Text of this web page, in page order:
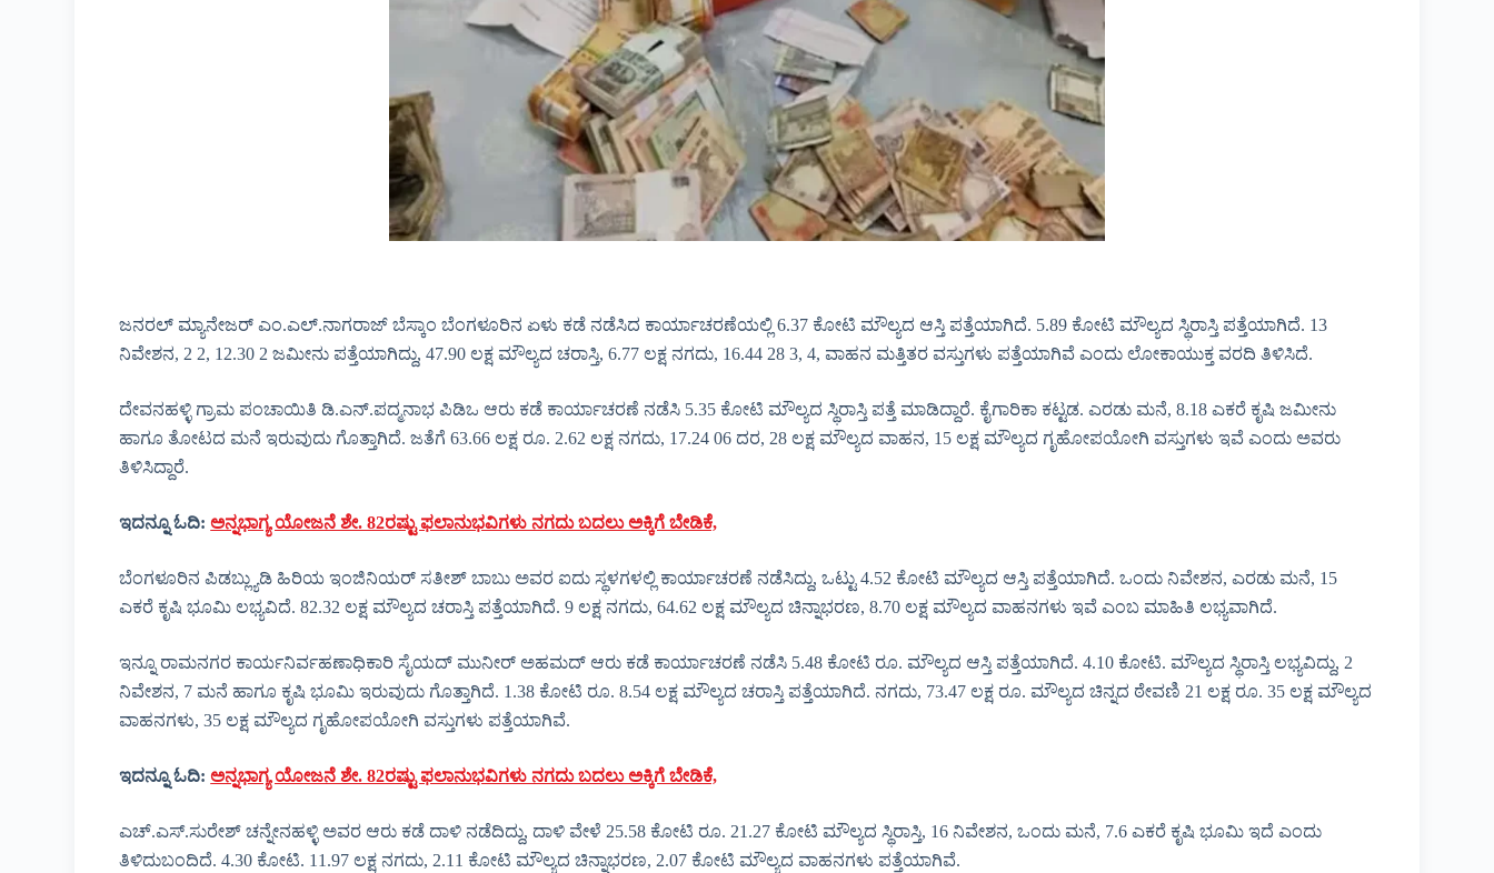
ಜನರಲ್ ಮ್ಯಾನೇಜರ್ ಎಂ.ಎಲ್.ನಾಗರಾಜ್ ಬೆಸ್ಕಾಂ ಬೆಂಗಳೂರಿನ ಏಳು ಕಡೆ ನಡೆಸಿದ ಕಾರ್ಯಾಚರಣೆಯಲ್ಲಿ 6.37 ಕೋಟಿ ಮೌಲ್ಯದ ಆಸ್ತಿ ಪತ್ತೆಯಾಗಿದೆ. 5.89 ಕೋಟಿ ಮೌಲ್ಯದ ಸ್ಥಿರಾಸ್ತಿ ಪತ್ತೆಯಾಗಿದೆ. 13
ನಿವೇಶನ, 2 2, 12.30 2 ಜಮೀನು ಪತ್ತೆಯಾಗಿದ್ದು, 47.90 ಲಕ್ಷ ಮೌಲ್ಯದ ಚರಾಸ್ತಿ, 6.77 ಲಕ್ಷ ನಗದು, 16.44 28 3, 4, ವಾಹನ ಮತ್ತಿತರ ವಸ್ತುಗಳು ಪತ್ತೆಯಾಗಿವೆ ಎಂದು ಲೋಕಾಯುಕ್ತ ವರದಿ ತಿಳಿಸಿದೆ.
ದೇವನಹಳ್ಳಿ ಗ್ರಾಮ ಪಂಚಾಯಿತಿ ಡಿ.ಎನ್.ಪದ್ಮನಾಭ ಪಿಡಿಒ ಆರು ಕಡೆ ಕಾರ್ಯಾಚರಣೆ ನಡೆಸಿ 5.35 ಕೋಟಿ ಮೌಲ್ಯದ ಸ್ಥಿರಾಸ್ತಿ ಪತ್ತೆ ಮಾಡಿದ್ದಾರೆ. ಕೈಗಾರಿಕಾ ಕಟ್ಟಡ. ಎರಡು ಮನೆ, 8.18 ಎಕರೆ ಕೃಷಿ ಜಮೀನು
ಹಾಗೂ ತೋಟದ ಮನೆ ಇರುವುದು ಗೊತ್ತಾಗಿದೆ. ಜತೆಗೆ 63.66 ಲಕ್ಷ ರೂ. 2.62 ಲಕ್ಷ ನಗದು, 17.24 06 ದರ, 28 ಲಕ್ಷ ಮೌಲ್ಯದ ವಾಹನ, 15 ಲಕ್ಷ ಮೌಲ್ಯದ ಗೃಹೋಪಯೋಗಿ ವಸ್ತುಗಳು ಇವೆ ಎಂದು ಅವರು
ತಿಳಿಸಿದ್ದಾರೆ.
ಇದನ್ನೂ ಓದಿ:ಅನ್ನಭಾಗ್ಯ ಯೋಜನೆ ಶೇ. 82ರಷ್ಟು ಫಲಾನುಭವಿಗಳು ನಗದು ಬದಲು ಅಕ್ಕಿಗೆ ಬೇಡಿಕೆ,
ಬೆಂಗಳೂರಿನ ಪಿಡಬ್ಲ್ಯುಡಿ ಹಿರಿಯ ಇಂಜಿನಿಯರ್ ಸತೀಶ್ ಬಾಬು ಅವರ ಐದು ಸ್ಥಳಗಳಲ್ಲಿ ಕಾರ್ಯಾಚರಣೆ ನಡೆಸಿದ್ದು, ಒಟ್ಟು 4.52 ಕೋಟಿ ಮೌಲ್ಯದ ಆಸ್ತಿ ಪತ್ತೆಯಾಗಿದೆ. ಒಂದು ನಿವೇಶನ, ಎರಡು ಮನೆ, 15
ಎಕರೆ ಕೃಷಿ ಭೂಮಿ ಲಭ್ಯವಿದೆ. 82.32 ಲಕ್ಷ ಮೌಲ್ಯದ ಚರಾಸ್ತಿ ಪತ್ತೆಯಾಗಿದೆ. 9 ಲಕ್ಷ ನಗದು, 64.62 ಲಕ್ಷ ಮೌಲ್ಯದ ಚಿನ್ನಾಭರಣ, 8.70 ಲಕ್ಷ ಮೌಲ್ಯದ ವಾಹನಗಳು ಇವೆ ಎಂಬ ಮಾಹಿತಿ ಲಭ್ಯವಾಗಿದೆ.
ಇನ್ನೂ ರಾಮನಗರ ಕಾರ್ಯನಿರ್ವಹಣಾಧಿಕಾರಿ ಸೈಯದ್ ಮುನೀರ್ ಅಹಮದ್ ಆರು ಕಡೆ ಕಾರ್ಯಾಚರಣೆ ನಡೆಸಿ 5.48 ಕೋಟಿ ರೂ. ಮೌಲ್ಯದ ಆಸ್ತಿ ಪತ್ತೆಯಾಗಿದೆ. 4.10 ಕೋಟಿ. ಮೌಲ್ಯದ ಸ್ಥಿರಾಸ್ತಿ ಲಭ್ಯವಿದ್ದು, 2
ನಿವೇಶನ, 7 ಮನೆ ಹಾಗೂ ಕೃಷಿ ಭೂಮಿ ಇರುವುದು ಗೊತ್ತಾಗಿದೆ. 1.38 ಕೋಟಿ ರೂ. 8.54 ಲಕ್ಷ ಮೌಲ್ಯದ ಚರಾಸ್ತಿ ಪತ್ತೆಯಾಗಿದೆ. ನಗದು, 73.47 ಲಕ್ಷ ರೂ. ಮೌಲ್ಯದ ಚಿನ್ನದ ಠೇವಣಿ 21 ಲಕ್ಷ ರೂ. 35 ಲಕ್ಷ ಮೌಲ್ಯದ
ವಾಹನಗಳು, 35 ಲಕ್ಷ ಮೌಲ್ಯದ ಗೃಹೋಪಯೋಗಿ ವಸ್ತುಗಳು ಪತ್ತೆಯಾಗಿವೆ.
ಇದನ್ನೂ ಓದಿ:ಅನ್ನಭಾಗ್ಯ ಯೋಜನೆ ಶೇ. 82ರಷ್ಟು ಫಲಾನುಭವಿಗಳು ನಗದು ಬದಲು ಅಕ್ಕಿಗೆ ಬೇಡಿಕೆ,
ಎಚ್.ಎಸ್.ಸುರೇಶ್ ಚನ್ನೇನಹಳ್ಳಿ ಅವರ ಆರು ಕಡೆ ದಾಳಿ ನಡೆದಿದ್ದು, ದಾಳಿ ವೇಳೆ 25.58 ಕೋಟಿ ರೂ. 21.27 ಕೋಟಿ ಮೌಲ್ಯದ ಸ್ಥಿರಾಸ್ತಿ, 16 ನಿವೇಶನ, ಒಂದು ಮನೆ, 7.6 ಎಕರೆ ಕೃಷಿ ಭೂಮಿ ಇದೆ ಎಂದು
ತಿಳಿದುಬಂದಿದೆ. 4.30 ಕೋಟಿ. 11.97 ಲಕ್ಷ ನಗದು, 2.11 ಕೋಟಿ ಮೌಲ್ಯದ ಚಿನ್ನಾಭರಣ, 2.07 ಕೋಟಿ ಮೌಲ್ಯದ ವಾಹನಗಳು ಪತ್ತೆಯಾಗಿವೆ.